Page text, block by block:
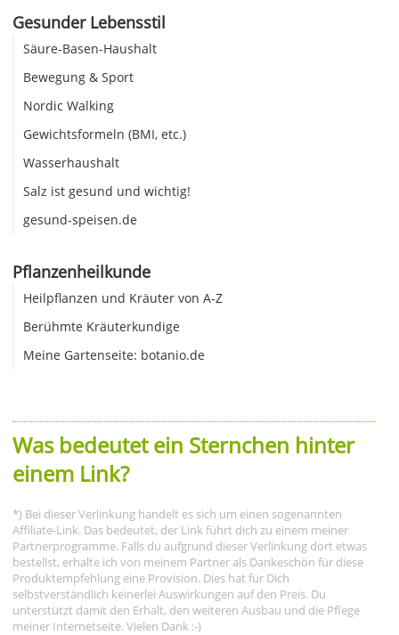
Gesunder Lebensstil
Säure-Basen-Haushalt
Bewegung & Sport
Nordic Walking
Gewichtsformeln (BMI, etc.)
Wasserhaushalt
Salz ist gesund und wichtig!
gesund-speisen.de
Pflanzenheilkunde
Heilpflanzen und Kräuter von A-Z
Berühmte Kräuterkundige
Meine Gartenseite: botanio.de
Was bedeutet ein Sternchen hinter
einem Link?
*) Bei dieser Verlinkung handelt es sich um einen sogenannten
Affiliate-Link. Das bedeutet, der Link führt dich zu einem meiner
Partnerprogramme. Falls du aufgrund dieser Verlinkung dort etwas
bestellst, erhalte ich von meinem Partner als Dankeschön für diese
Produktempfehlung eine Provision. Dies hat für Dich
selbstverständlich keinerlei Auswirkungen auf den Preis. Du
unterstützt damit den Erhalt, den weiteren Ausbau und die Pflege
meiner Internetseite. Vielen Dank :-)